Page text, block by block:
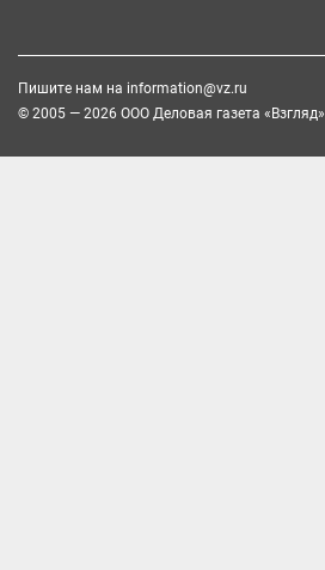
Пишите нам на information@vz.ru
© 2005 — 2026 ООО Деловая газета «Взгляд»